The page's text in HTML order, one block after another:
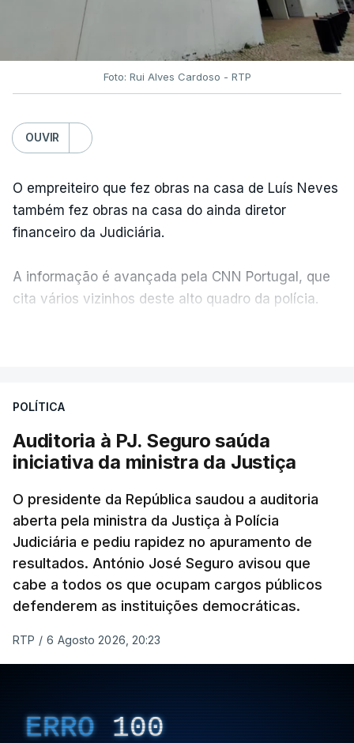
Foto: Rui Alves Cardoso - RTP
OUVIR
O empreiteiro que fez obras na casa de Luís Neves
também fez obras na casa do ainda diretor
financeiro da Judiciária.
A informação é avançada pela CNN Portugal, que
cita vários vizinhos deste alto quadro da polícia.
apreendido numa operação de droga.
POLÍTICA
Auditoria à PJ. Seguro saúda
iniciativa da ministra da Justiça
O presidente da República saudou a auditoria
aberta pela ministra da Justiça à Polícia
Judiciária e pediu rapidez no apuramento de
resultados. António José Seguro avisou que
cabe a todos os que ocupam cargos públicos
defenderem as instituições democráticas.
RTP / 6 Agosto 2026, 20:23
ERRO 100